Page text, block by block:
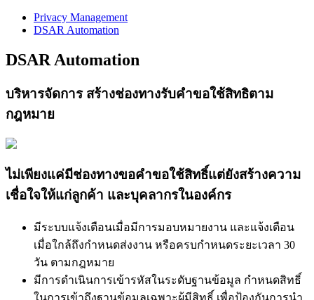
Privacy Management
DSAR Automation
DSAR Automation
บริหารจัดการ สร้างช่องทางรับคำขอใช้สิทธิตาม
กฎหมาย
ไม่เพียงแค่มีช่องทางขอคำขอใช้สิทธิ์แต่ยังสร้างความ
เชื่อใจให้แก่ลูกค้า และบุคลากรในองค์กร
มีระบบแจ้งเตือนเมื่อมีการมอบหมายงาน และแจ้งเตือน
เมื่อใกล้ถึงกำหนดส่งงาน หรือครบกำหนดระยะเวลา 30
วัน ตามกฎหมาย
มีการดำเนินการเข้ารหัสในระดับฐานข้อมูล กำหนดสิทธิ์
ในการเข้าถึงฐานข้อมูลเฉพาะผู้มีสิทธิ์ เพื่อป้องกันการนำ